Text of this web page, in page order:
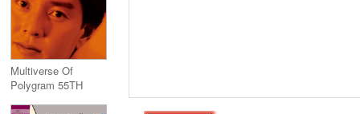
Multiverse Of
Polygram 55TH